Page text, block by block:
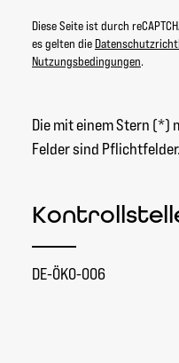
Diese Seite ist durch
es gelten die
Nutzungsbedingungen.
Die mit einem Stern (*)
Felder sind Pflichtfelder.
DE-ÖKO-006